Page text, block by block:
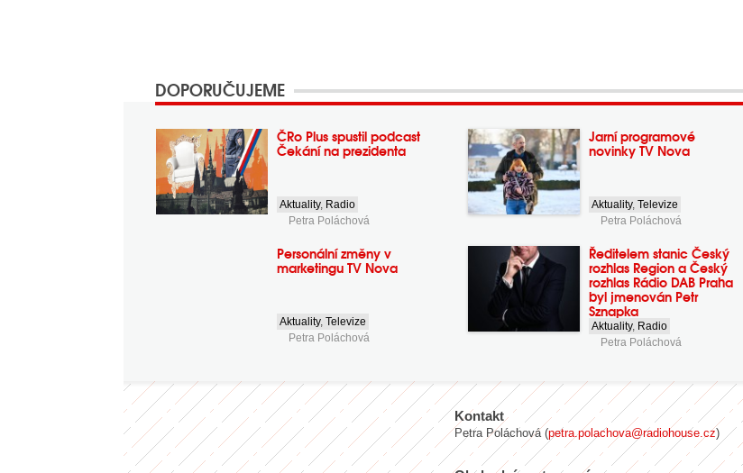
DOPORUČUJEME
ČRo Plus spustil podcast
Čekání na prezidenta
Aktuality, Radio
Petra Poláchová
Jarní programové
novinky TV Nova
Aktuality,Televize
Petra Poláchová
Personální změny v
marketingu TV Nova
Aktuality,Televize
Petra Poláchová
Ředitelem stanic Český
rozhlas Region a Český
rozhlas Rádio DAB Praha
byl jmenován Petr
Sznapka
Aktuality, Radio
Petra Poláchová
Kontakt
Petra Poláchová (petra.polachova@radiohouse.cz)